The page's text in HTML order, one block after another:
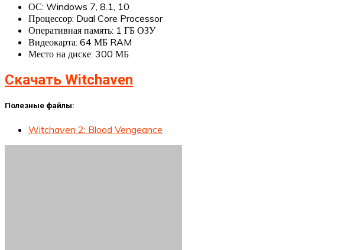
ОС: Windows 7, 8.1, 10
Процессор: Dual Core Processor
Оперативная память: 1 ГБ ОЗУ
Видеокарта: 64 МБ RAM
Место на диске: 300 МБ
Скачать Witchaven
Полезные файлы:
Witchaven 2: Blood Vengeance